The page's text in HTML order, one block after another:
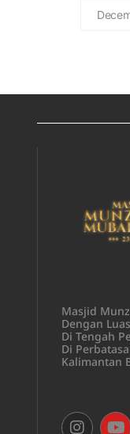
Masjid
Dengan
Di Tengah
Di
Kalimantan